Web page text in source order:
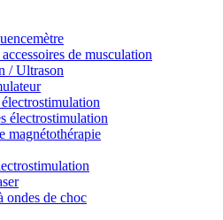
de musculation
/ Ultrason
électrostimulation
magnétothérapie
ondes de choc